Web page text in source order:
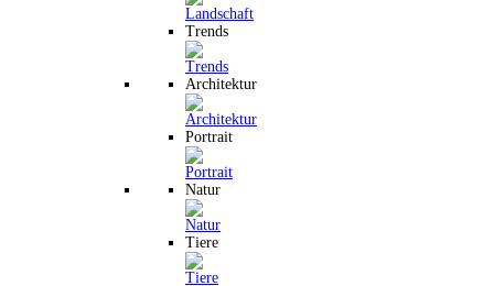
Trends
Architektur
Portrait
Natur
Tiere